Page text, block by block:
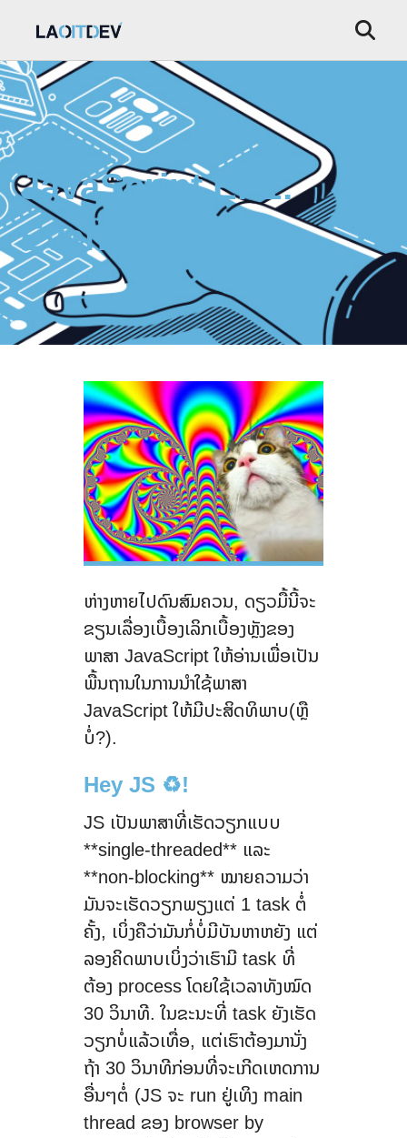
JavaScript EP1:
Event Loop♻️
ຫ່າງຫາຍໄປດົນສົມຄວນ, ດຽວມື້ນີ້ຈະ
ຂຽນເລື່ອງເບື້ອງເລິກເບື້ອງຫຼັງຂອງ
ພາສາ JavaScript ໃຫ້ອ່ານເພື່ອເປັນ
ພື້ນຖານໃນການນຳໃຊ້ພາສາ
JavaScript ໃຫ້ມີປະສິດທິພາບ(ຫຼື
ບໍ່?).
Hey JS ♻️!
JS ເປັນພາສາທີ່ເຮັດວຽກແບບ
**single-threaded** ແລະ
**non-blocking** ໝາຍຄວາມວ່າ
ມັນຈະເຮັດວຽກພຽງແຕ່ 1 task ຕໍ່
ຄັ້ງ, ເບິ່ງຄືວ່າມັນກໍ່ບໍ່ມີບັນຫາຫຍັງ ແຕ່
ລອງຄິດພາບເບິ່ງວ່າເຮົາມີ task ທີ່
ຕ້ອງ process ໂດຍໃຊ້ເວລາທັງໝົດ
30 ວິນາທີ. ໃນຂະນະທີ່ task ຍັງເຮັດ
ວຽກບໍ່ແລ້ວເທື່ອ, ແຕ່ເຮົາຕ້ອງມານັ່ງ
ຖ້າ 30 ວິນາທີກ່ອນທີ່ຈະເກີດເຫດການ
ອື່ນໆຕໍ່ (JS ຈະ run ຢູ່ເທິງ main
thread ຂອງ browser by